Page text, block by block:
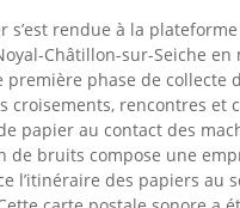
s’est rendue à la
Châtillon-sur-Seiche en
première phase de collecte
croisements, rencontres et
papier au contact des
de bruits compose une
l’itinéraire des papiers au